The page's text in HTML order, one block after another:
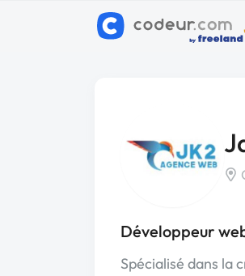
Développeur
Spécialisé dans la